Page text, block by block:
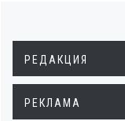
РЕДАКЦИЯ
РЕКЛАМА